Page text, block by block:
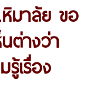
มาลัย ขอ
ต่างว่า
รู้เรื่อง